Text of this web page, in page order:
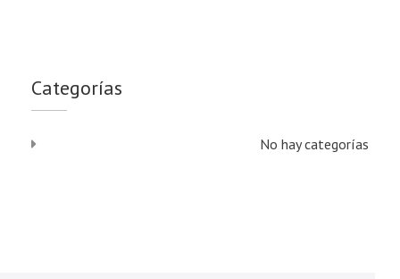
Categorías
No hay categorías